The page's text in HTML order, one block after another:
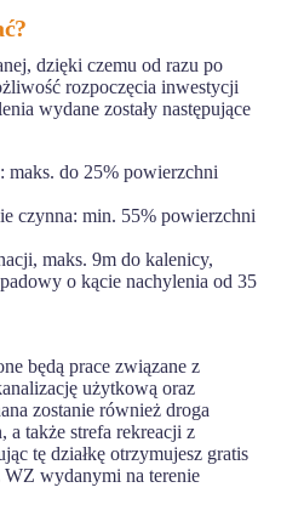
dzięki czemu od razu po
rozpoczęcia inwestycji
wydane zostały następujące
maks. do 25% powierzchni
czynna: min. 55% powierzchni
maks. 9m do kalenicy,
o kącie nachylenia od 35
będą prace związane z
użytkową oraz
zostanie również droga
a także strefa rekreacji z
tę działkę otrzymujesz gratis
wydanymi na terenie